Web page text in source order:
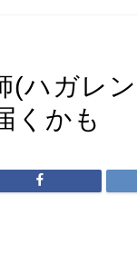
(ハガレ
くかも